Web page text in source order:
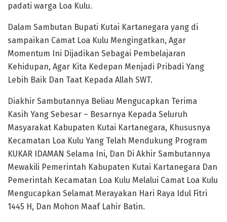
padati warga Loa Kulu.
Dalam Sambutan Bupati Kutai Kartanegara yang di
sampaikan Camat Loa Kulu Mengingatkan, Agar
Momentum Ini Dijadikan Sebagai Pembelajaran
Kehidupan, Agar Kita Kedepan Menjadi Pribadi Yang
Lebih Baik Dan Taat Kepada Allah SWT.
Diakhir Sambutannya Beliau Mengucapkan Terima
Kasih Yang Sebesar – Besarnya Kepada Seluruh
Masyarakat Kabupaten Kutai Kartanegara, Khususnya
Kecamatan Loa Kulu Yang Telah Mendukung Program
KUKAR IDAMAN Selama Ini, Dan Di Akhir Sambutannya
Mewakili Pemerintah Kabupaten Kutai Kartanegara Dan
Pemerintah Kecamatan Loa Kulu Melalui Camat Loa Kulu
Mengucapkan Selamat Merayakan Hari Raya Idul Fitri
1445 H, Dan Mohon Maaf Lahir Batin.